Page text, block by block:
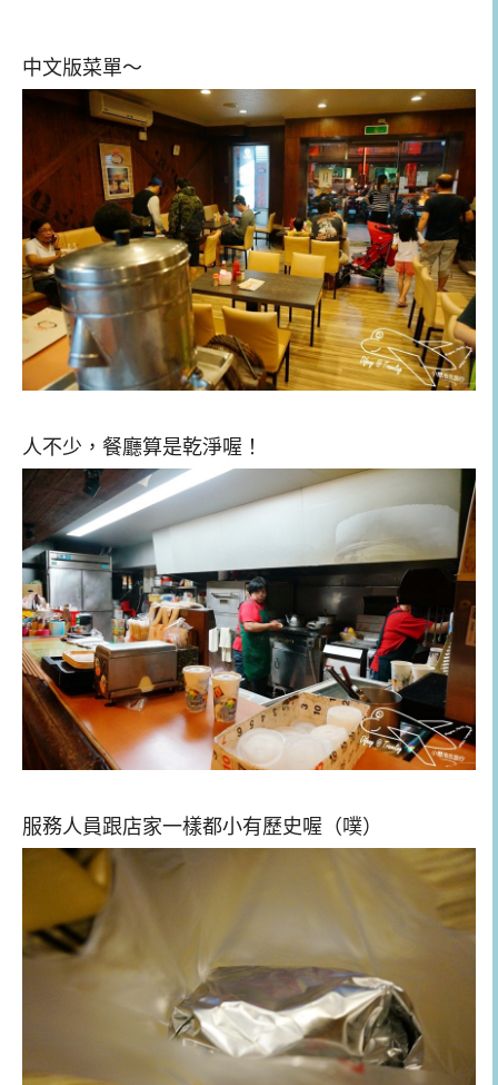
中文版菜單～
人不少，餐廳算是乾淨喔！
服務人員跟店家一樣都小有歷史喔（噗）